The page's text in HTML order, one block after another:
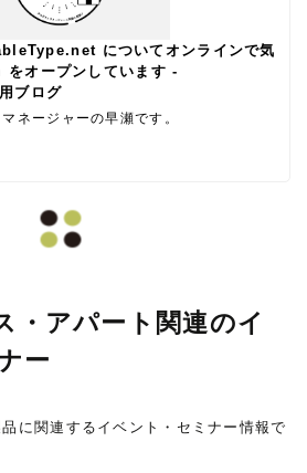
についてオンラインで気
オープンしています -
ブログ
ネージャーの早瀬です。
・アパート関連のイ
ー
に関連するイベント・セミナー情報で